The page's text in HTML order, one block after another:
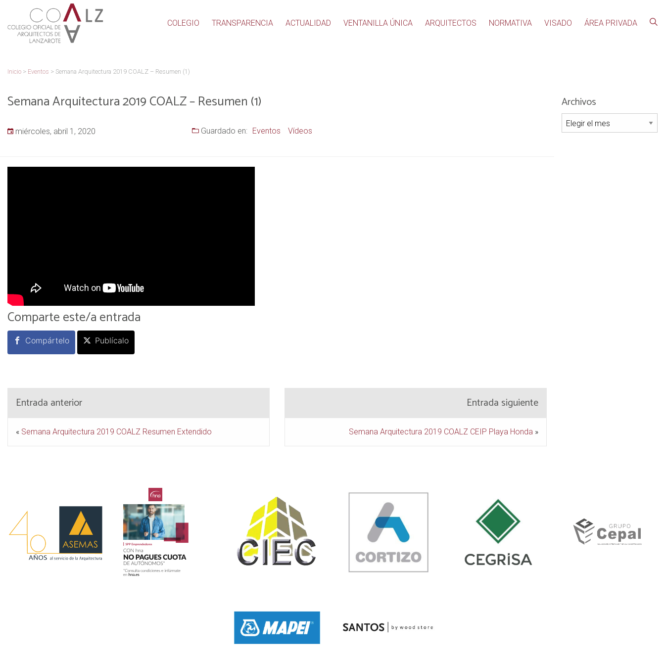
COLEGIO TRANSPARENCIA ACTUALIDAD VENTANILLA ÚNICA ARQUITECTOS NORMATIVA VISADO ÁREA PRIVADA
Inicio > Eventos > Semana Arquitectura 2019 COALZ – Resumen (1)
Semana Arquitectura 2019 COALZ – Resumen (1)
miércoles, abril 1, 2020 Guardado en: Eventos Vídeos
Comparte este/a entrada
Compártelo Publícalo
Entrada anterior
« Semana Arquitectura 2019 COALZ Resumen Extendido
Entrada siguiente
Semana Arquitectura 2019 COALZ CEIP Playa Honda »
Archivos
Archivos